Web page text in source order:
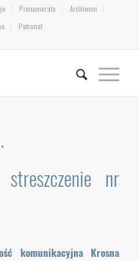
Prenumerata
Archiwum
Patronat
nr
komunikacyjna Krosna